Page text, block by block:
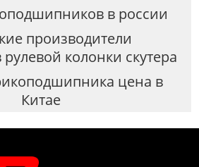
в россии
производители
колонки скутера
цена в
Китае